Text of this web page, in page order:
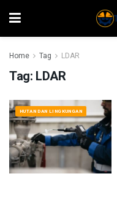
Home Tag LDAR
Tag: LDAR
HUTAN DAN LINGKUNGAN